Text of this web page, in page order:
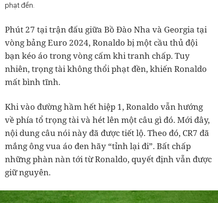
phạt đền.
Phút 27 tại trận đấu giữa Bồ Đào Nha và Georgia tại
vòng bảng Euro 2024, Ronaldo bị một cầu thủ đội
bạn kéo áo trong vòng cấm khi tranh chấp. Tuy
nhiên, trọng tài không thổi phạt đền, khiến Ronaldo
mất bình tĩnh.
Khi vào đường hầm hết hiệp 1, Ronaldo vẫn hướng
về phía tổ trọng tài và hét lên một câu gì đó. Mới đây,
nội dung câu nói này đã được tiết lộ. Theo đó, CR7 đã
mắng ông vua áo đen hãy “tỉnh lại đi”. Bất chấp
những phàn nàn tới từ Ronaldo, quyết định vẫn được
giữ nguyên.